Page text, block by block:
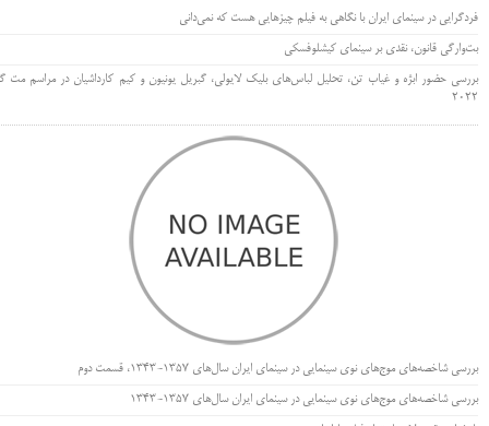
فردگرایی در سینمای ایران با نگاهی به فیلم چیزهایی هست که نمی‌دانی
بت‌وارگی قانون، نقدی بر سینمای کیشلوفسکی
بررسی حضور ابژه و غیاب تن، تحلیل لباس‌های بلیک لایولی، گبریل یونیون و کیم کارداشیان در مراسم مت
۲۰۲۲
بررسی شاخصه‌های موج‌های نوی سینمایی در سینمای ایران سال‌های 1357-1343، قسمت دوم
بررسی شاخصه‌های موج‌های نوی سینمایی در سینمای ایران سال‌های 1357-1343